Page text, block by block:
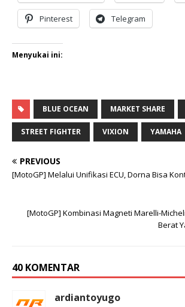
Pinterest Telegram
Menyukai ini:
BLUE OCEAN MARKET SHARE
STREET FIGHTER VIXION YAMAHA
PREVIOUS
[MotoGP] Melalui Unifikasi ECU, Dorna Bisa
[MotoGP] Kombinasi Magneti Marelli-
Berat
40 KOMENTAR
ardiantoyugo